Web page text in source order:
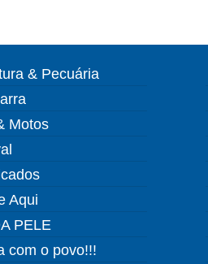
& Pecuária
Motos
Aqui
PELE
com o povo!!!